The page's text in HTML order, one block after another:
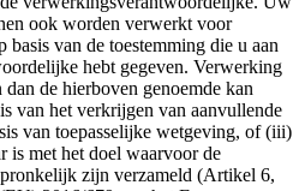
ook worden verwerkt voor
basis van de toestemming die u aan
hebt gegeven. Verwerking
de hierboven genoemde kan
van het verkrijgen van aanvullende
van toepasselijke wetgeving, of (iii)
is met het doel waarvoor de
zijn verzameld (Artikel 6,